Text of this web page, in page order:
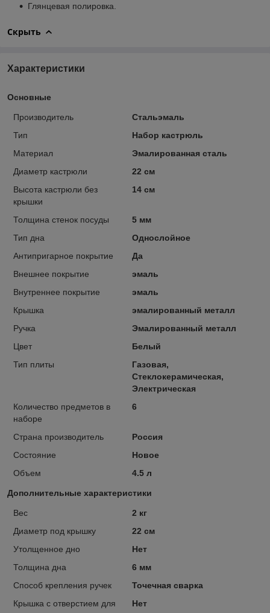
Глянцевая полировка.
Скрыть
Характеристики
Основные
Производитель
Стальэмаль
Тип
Набор кастрюль
Материал
Эмалированная сталь
Диаметр кастрюли
22 см
Высота кастрюли без
крышки
14 см
Толщина стенок посуды
5 мм
Тип дна
Однослойное
Антипригарное покрытие
Да
Внешнее покрытие
эмаль
Внутреннее покрытие
эмаль
Крышка
эмалированный металл
Ручка
Эмалированный металл
Цвет
Белый
Тип плиты
Газовая,
Стеклокерамическая,
Электрическая
Количество предметов в
наборе
6
Страна производитель
Россия
Состояние
Новое
Объем
4.5 л
Дополнительные характеристики
Вес
2 кг
Диаметр под крышку
22 см
Утолщенное дно
Нет
Толщина дна
6 мм
Способ крепления ручек
Точечная сварка
Крышка с отверстием для
Нет